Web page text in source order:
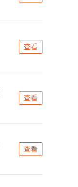
查看
查看
查看